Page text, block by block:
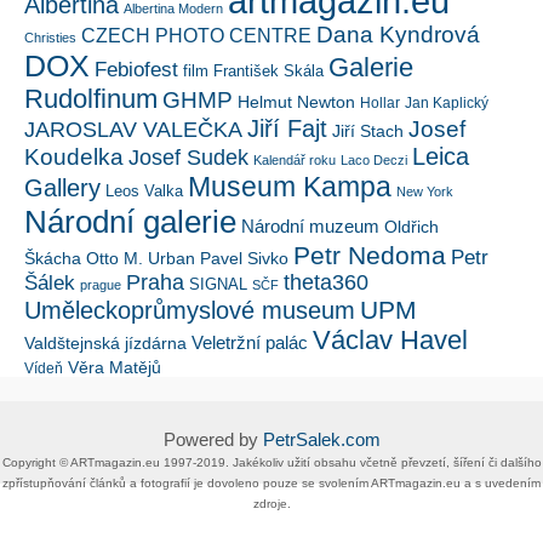
Albertina Modern
Christies CZECH PHOTO CENTRE Dana Kyndrová
DOX Febiofest film František Skála Galerie
Rudolfinum GHMP Helmut Newton Hollar Jan Kaplický
JAROSLAV VALEČKA Jiří Fajt Jiří Stach Josef
Koudelka Josef Sudek Kalendář roku Laco Deczi Leica
Gallery Leos Valka Museum Kampa New York
Národní galerie Národní muzeum Oldřich
Škácha Otto M. Urban Pavel Sivko Petr Nedoma Petr
Šálek prague Praha SIGNAL SČF theta360
Uměleckoprůmyslové museum UPM
Valdštejnská jízdárna Veletržní palác Václav Havel
Vídeň Věra Matějů
Powered by PetrSalek.com
Copyright ©​ ​​ARTmagazin.eu ​1997-2019​.​ Jakékoliv užití obsahu včetně převzetí, šíření či dalšího
zpřístupňování článků a fotografií je dovoleno pouze se svolením ​ARTmagazin.eu​ ​a s uvedením
zdroje.